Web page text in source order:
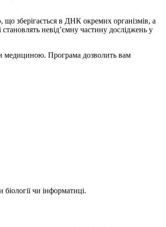
зберігається в ДНК окремих організмів, а
невід’ємну частину досліджень у
медициною. Програма дозволить вам
чи інформатиці.